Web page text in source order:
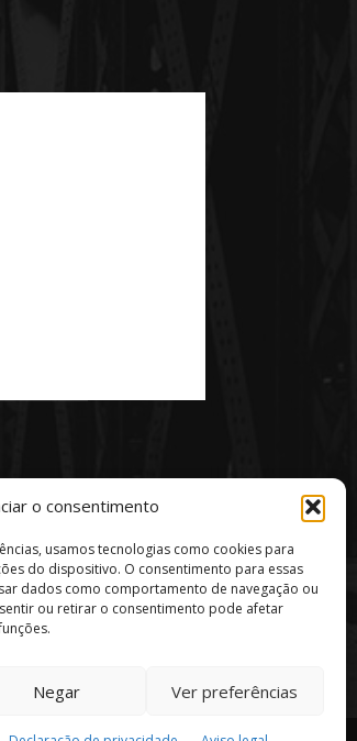
o consentimento
usamos tecnologias como cookies para
do dispositivo. O consentimento para essas
dados como comportamento de navegação ou
ou retirar o consentimento pode afetar
Negar Ver preferências